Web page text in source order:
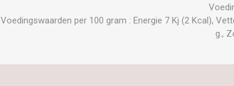
Voedingswaarden per 100 gram : Energie 7 Kj (2 Kcal),
g.,